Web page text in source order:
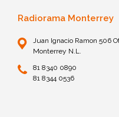
Radiorama Monterrey
Juan Ignacio Ramon 506
Monterrey N.L.
81 8340 0890
81 8344 0536